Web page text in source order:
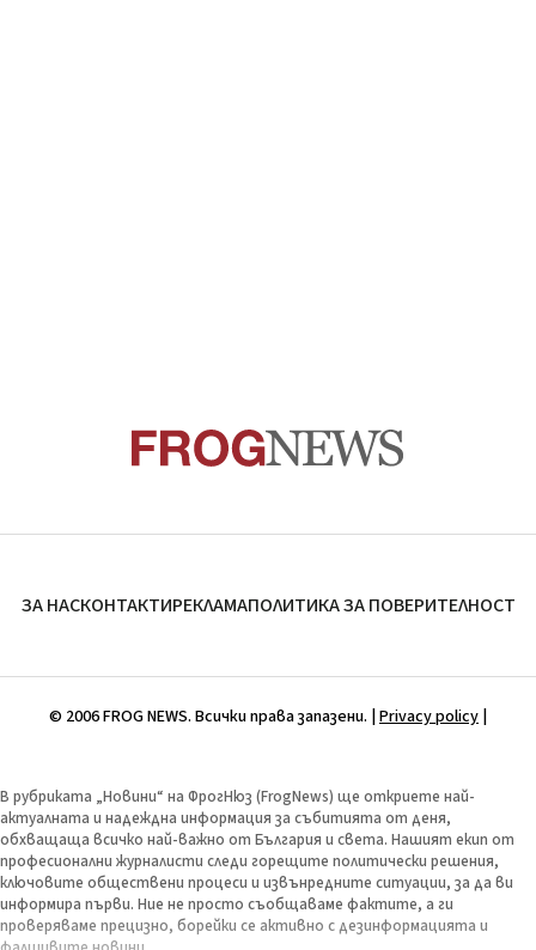
ЗА НАСКОНТАКТИРЕКЛАМАПОЛИТИКА ЗА ПОВЕРИТЕЛНОСТ
© 2006 FROG NEWS. Всички права запазени. | Privacy policy
В рубриката „Новини“ на ФрогНюз (FrogNews) ще откриете най-
актуалната и надеждна информация за събитията от деня,
обхващаща всичко най-важно от България и света. Нашият екип от
професионални журналисти следи горещите политически решения,
ключовите обществени процеси и извънредните ситуации, за да ви
информира първи. Ние не просто съобщаваме фактите, а ги
проверяваме прецизно, борейки се активно с дезинформацията и